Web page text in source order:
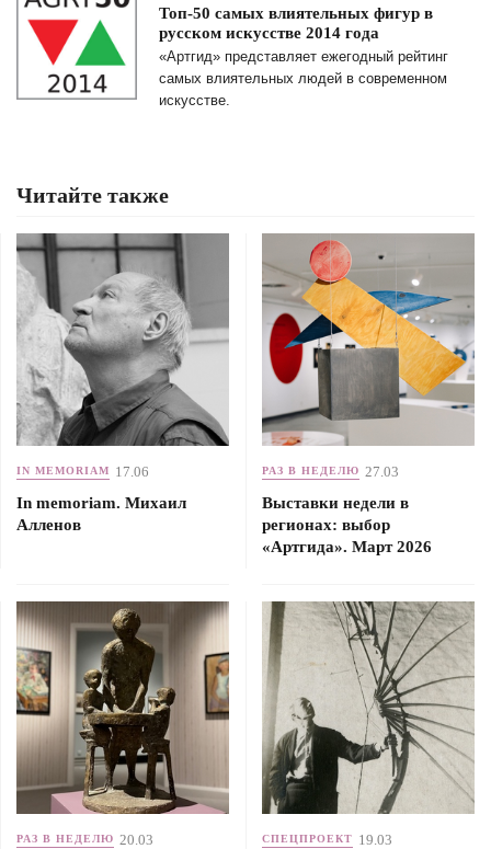
Топ-50 самых влиятельных фигур в
русском искусстве 2014 года
«Артгид» представляет ежегодный рейтинг
самых влиятельных людей в современном
искусстве.
Читайте также
IN MEMORIAM 17.06
In memoriam. Михаил
Алленов
РАЗ В НЕДЕЛЮ 27.03
Выставки недели в
регионах: выбор
«Артгида». Март 2026
РАЗ В НЕДЕЛЮ 20.03 СПЕЦПРОЕКТ 19.03